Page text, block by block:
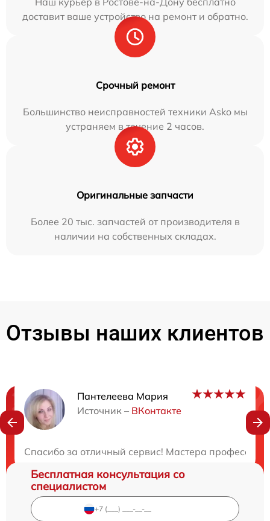
доставит ваше устройство на ремонт и обратно.
Срочный ремонт
Большинство неисправностей техники Asko мы
устраняем в течение 2 часов.
Оригинальные запчасти
Более 20 тыс. запчастей от производителя в
наличии на собственных складах.
Отзывы наших клиентов
Пантелеева Мария
Источник – ВКонтакте
Спасибо за отличный сервис! Мастера
Нужна консультация?
Бесплатная консультация со
специалистом